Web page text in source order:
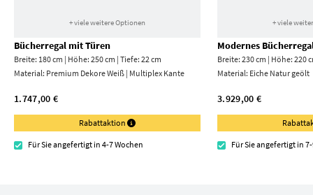
+ viele weitere Optionen
Bücherregal mit Türen
Breite: 180 cm | Höhe: 250 cm | Tiefe: 22 cm
Material: Premium Dekore Weiß | Multiplex Kante
1.747,00 €
Rabattaktion
Für Sie angefertigt in 4-7 Wochen
+ viele
Modernes
Breite: 230 cm | Höhe: 220
Material: Eiche Natur geölt
3.929,00 €
Für Sie angefertigt in